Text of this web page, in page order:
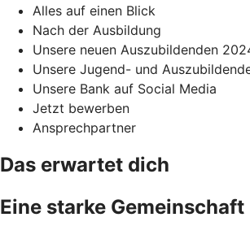
Alles auf einen Blick
Nach der Ausbildung
Unsere neuen Auszubildenden
Unsere Jugend- und
Unsere Bank auf Social Media
Jetzt bewerben
Ansprechpartner
Das erwartet dich
Eine starke Gemeinschaft